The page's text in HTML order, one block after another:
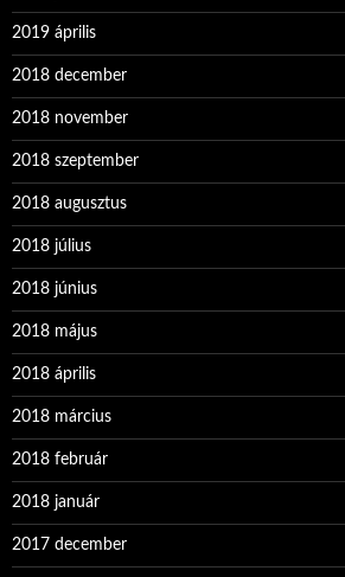
2019 április
2018 december
2018 november
2018 szeptember
2018 augusztus
2018 július
2018 június
2018 május
2018 április
2018 március
2018 február
2018 január
2017 december